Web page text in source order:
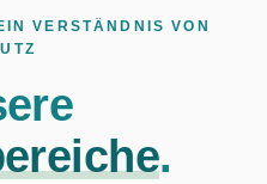
VERSTÄNDNIS VON
.